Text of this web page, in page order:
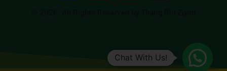
Chat With Us!